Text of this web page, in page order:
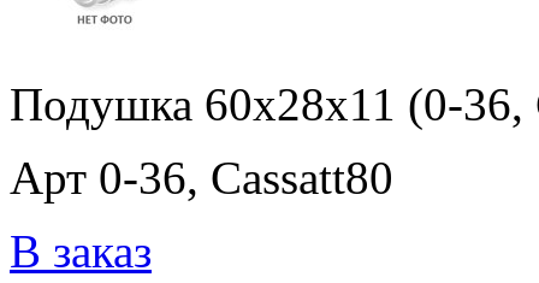
Подушка 60x28x11 (0-36,
Арт 0-36, Cassatt80
В заказ